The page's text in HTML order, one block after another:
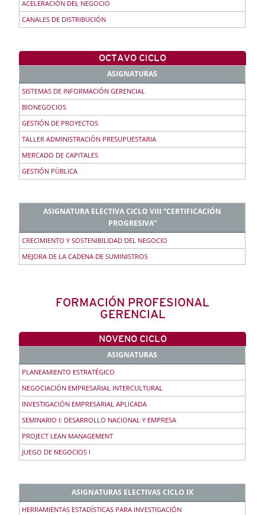
ACELERACIÓN DEL NEGOCIO
CANALES DE DISTRIBUCIÓN
OCTAVO CICLO
ASIGNATURAS
SISTEMAS DE INFORMACIÓN GERENCIAL
BIONEGOCIOS
GESTIÓN DE PROYECTOS
TALLER ADMINISTRACIÓN PRESUPUESTARIA
MERCADO DE CAPITALES
GESTIÓN PÚBLICA
ASIGNATURA ELECTIVA CICLO VIII “CERTIFICACIÓN
PROGRESIVA”
CRECIMIENTO Y SOSTENIBILIDAD DEL NEGOCIO
MEJORA DE LA CADENA DE SUMINISTROS
FORMACIÓN PROFESIONAL
GERENCIAL
NOVENO CICLO
ASIGNATURAS
PLANEAMIENTO ESTRATÉGICO
NEGOCIACIÓN EMPRESARIAL INTERCULTURAL
INVESTIGACIÓN EMPRESARIAL APLICADA
SEMINARIO I: DESARROLLO NACIONAL Y EMPRESA
PROJECT LEAN MANAGEMENT
JUEGO DE NEGOCIOS I
ASIGNATURAS ELECTIVAS CICLO IX
HERRAMIENTAS ESTADÍSTICAS PARA INVESTIGACIÓN